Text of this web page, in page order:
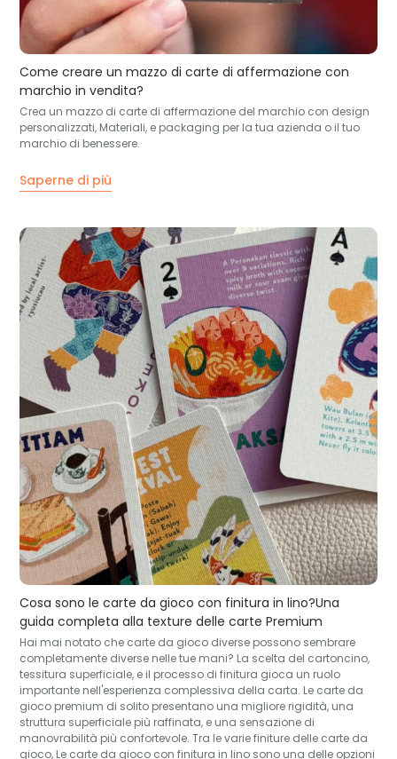
Come creare un mazzo di carte di affermazione con
marchio in vendita?
Crea un mazzo di carte di affermazione del marchio con design
personalizzati, Materiali, e packaging per la tua azienda o il tuo
marchio di benessere.
Saperne di più
Cosa sono le carte da gioco con finitura in lino?Una
guida completa alla texture delle carte Premium
Hai mai notato che carte da gioco diverse possono sembrare
completamente diverse nelle tue mani? La scelta del cartoncino,
tessitura superficiale, e il processo di finitura gioca un ruolo
importante nell'esperienza complessiva della carta. Le carte da
gioco premium di solito presentano una migliore rigidità, una
struttura superficiale più raffinata, e una sensazione di
manovrabilità più confortevole. Tra le varie finiture delle carte da
gioco, Le carte da gioco con finitura in lino sono una delle opzioni